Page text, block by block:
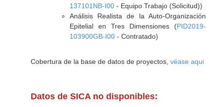
137101NB-I00- Equipo Trabajo (Solicitud))
Análisis Realista de la Auto-Organización
Epitelial en Tres Dimensiones (PID2019-
103900GB-I00- Contratado)
Cobertura de la base de datos de proyectos, véase aqui
Datos de SICA no disponibles: